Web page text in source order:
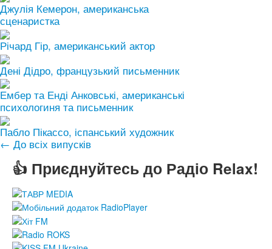
Джулія Кемерон, американська
сценаристка
Річард Гір, американський актор
Дені Дідро, французький письменник
Ембер та Енді Анковські, американські
психологиня та письменник
Пабло Пікассо, іспанський художник
← До всіх випусків
👍 Приєднуйтесь до Радіо Relax!